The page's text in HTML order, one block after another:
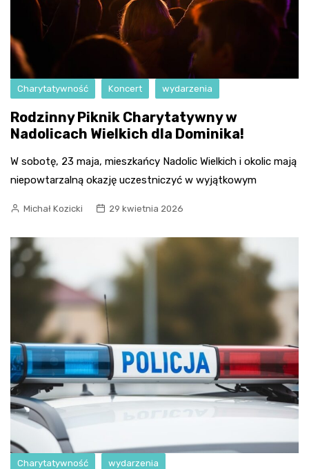
Charytatywność Koncert wydarzenia
Rodzinny Piknik Charytatywny w
Nadolicach Wielkich dla Dominika!
W sobotę, 23 maja, mieszkańcy Nadolic Wielkich i okolic mają
niepowtarzalną okazję uczestniczyć w wyjątkowym
Michał Kozicki 29 kwietnia 2026
Charytatywność wydarzenia